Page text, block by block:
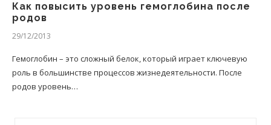
Как повысить уровень гемоглобина после
родов
29/12/2013
Гемоглобин – это сложный белок, который играет ключевую
роль в большинстве процессов жизнедеятельности. После
родов уровень…